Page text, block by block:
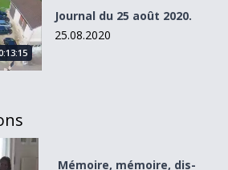
Journal du 25 août 2020.
25.08.2020
moi si je m&#039;en rappelle
Mémoire, mémoire, dis-